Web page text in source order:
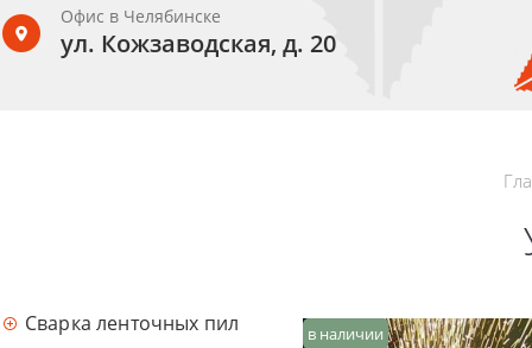
Офис в Челябинске
ул. Кожзаводская, д. 20
Сварка ленточных пил